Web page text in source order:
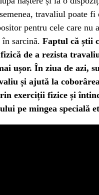
travaliul poate fi
pentru cele care nu
sarcină. Faptul că știi
de a rezista
ușor. În ziua de azi,
și ajută la
exerciții fizice și
pe mingea specială